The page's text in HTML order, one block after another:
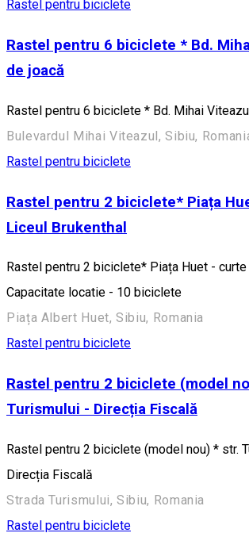
Rastel pentru biciclete
Rastel pentru 6 biciclete * Bd.
de joacă
Rastel pentru 6 biciclete * Bd. Mihai
Bulevardul Mihai Viteazul, Sibiu,
Rastel pentru biciclete
Rastel pentru 2 biciclete* Piața
Liceul Brukenthal
Rastel pentru 2 biciclete* Piața Huet - curte
Capacitate locatie - 10 biciclete
Piața Albert Huet, Sibiu, Romania
Rastel pentru biciclete
Rastel pentru 2 biciclete (model
Turismului - Direcția Fiscală
Rastel pentru 2 biciclete (model nou) * str.
Direcția Fiscală
Strada Turismului, Sibiu, Romania
Rastel pentru biciclete